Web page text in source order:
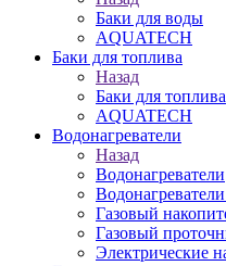
Баки для воды
AQUATECH
Баки для топлива
Назад
Баки для топлива
AQUATECH
Водонагреватели
Назад
Водонагреватели
Газовый
Газовый
Электрические